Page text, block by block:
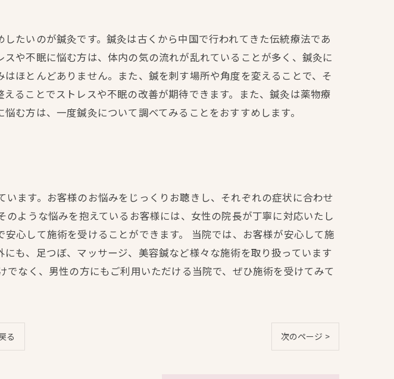
たいのが鍼灸です。鍼灸は古くから中国で行われてきた伝統療法であ
や不眠に悩む方は、体内の気の流れが乱れていることが多く、鍼灸に
ほとんどありません。また、鍼を刺す場所や角度を変えることで、そ
ることでストレスや不眠の改善が期待できます。また、鍼灸は薬物療
む方は、一度鍼灸について調べてみることをおすすめします。
ます。お客様のお悩みをじっくりお聴きし、それぞれの症状に合わせ
ような悩みを抱えているお客様には、女性の院長が丁寧に対応いたし
心して施術を受けることができます。 当院では、お客様が安心して施
も、足つぼ、マッサージ、美容鍼など様々な施術を取り扱っています
なく、男性の方にもご利用いただける当院で、ぜひ施術を受けてみて
る 次のページ >